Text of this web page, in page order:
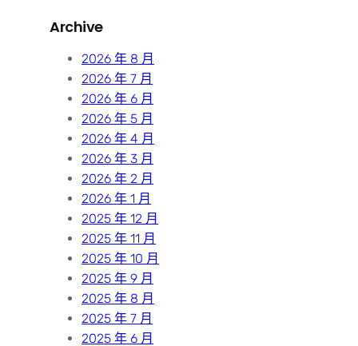
c
Archive
2026 年 8 月
2026 年 7 月
2026 年 6 月
2026 年 5 月
2026 年 4 月
2026 年 3 月
2026 年 2 月
2026 年 1 月
2025 年 12 月
2025 年 11 月
2025 年 10 月
2025 年 9 月
2025 年 8 月
2025 年 7 月
2025 年 6 月